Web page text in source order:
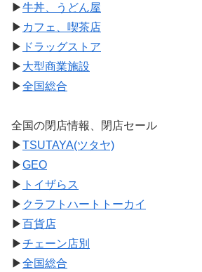
▶牛丼、うどん屋
▶ カフェ、喫茶店
▶ ドラッグストア
▶ 大型商業施設
▶全国総合
全国の閉店情報、閉店セール
▶TSUTAYA(ツタヤ)
▶GEO
▶ トイザらス
▶ クラフトハートトーカイ
▶百貨店
▶チェーン店別
▶全国総合